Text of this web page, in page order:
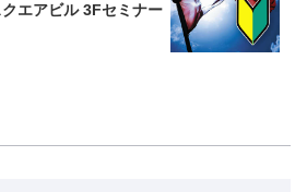
エアビル 3Fセミナー